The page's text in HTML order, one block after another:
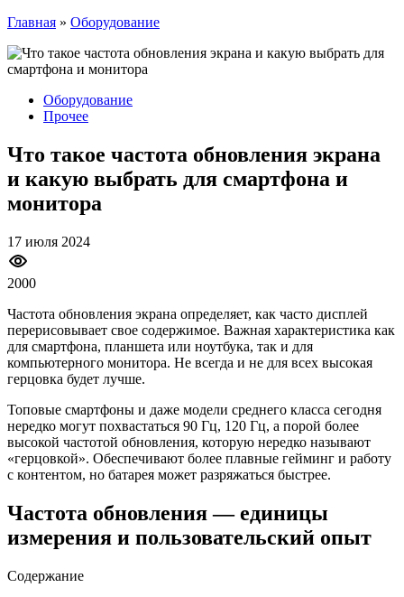
Главная » Оборудование
Оборудование
Прочее
Что такое частота обновления экрана
и какую выбрать для смартфона и
монитора
17 июля 2024
2000
Частота обновления экрана определяет, как часто дисплей
перерисовывает свое содержимое. Важная характеристика как
для смартфона, планшета или ноутбука, так и для
компьютерного монитора. Не всегда и не для всех высокая
герцовка будет лучше.
Топовые смартфоны и даже модели среднего класса сегодня
нередко могут похвастаться 90 Гц, 120 Гц, а порой более
высокой частотой обновления, которую нередко называют
«герцовкой». Обеспечивают более плавные гейминг и работу
с контентом, но батарея может разряжаться быстрее.
Частота обновления — единицы
измерения и пользовательский опыт
Содержание